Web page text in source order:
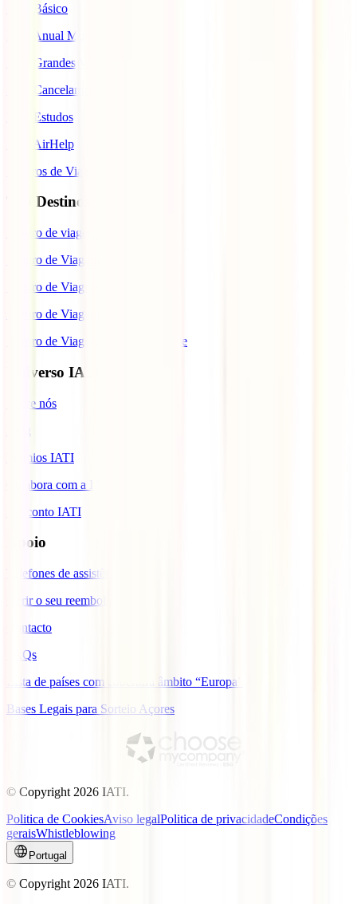
IATI Básico
IATI Anual Multiviagem
IATI Grandes Viajantes
IATI Cancelamento Premium
IATI Estudos
IATI AirHelp
Seguros de Viagem
Top Destinos
Seguro de viagem para o Japão
Seguro de Viagem para os EUA
Seguro de Viagem para o Brasil
Seguro de Viagem para Tailândia
Seguro de Viagem para Cabo Verde
Universo IATI
Sobre nós
Prémios IATI
Colabora com a IATI
Desconto IATI
Apoio
Telefones de assistência
Gerir o seu reembolso
Contacto
FAQs
Lista de países com cobertura âmbito “Europa”
Bases Legais para Sorteio Açores
© Copyright 2026 IATI.
Politica de CookiesAviso legalPolitica de privacidadeCondições
geraisWhistleblowing
Portugal
© Copyright 2026 IATI.